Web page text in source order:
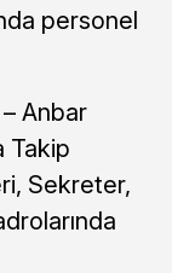
personel
Anbar
Takip
Sekreter,